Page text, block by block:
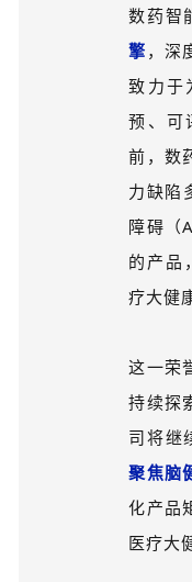
数药智
擎 ，深
致力于
预、可
前，数
力缺陷
障碍（
的产品
疗大健
这一荣
持续探
司将继
聚焦脑
化产品
医疗大